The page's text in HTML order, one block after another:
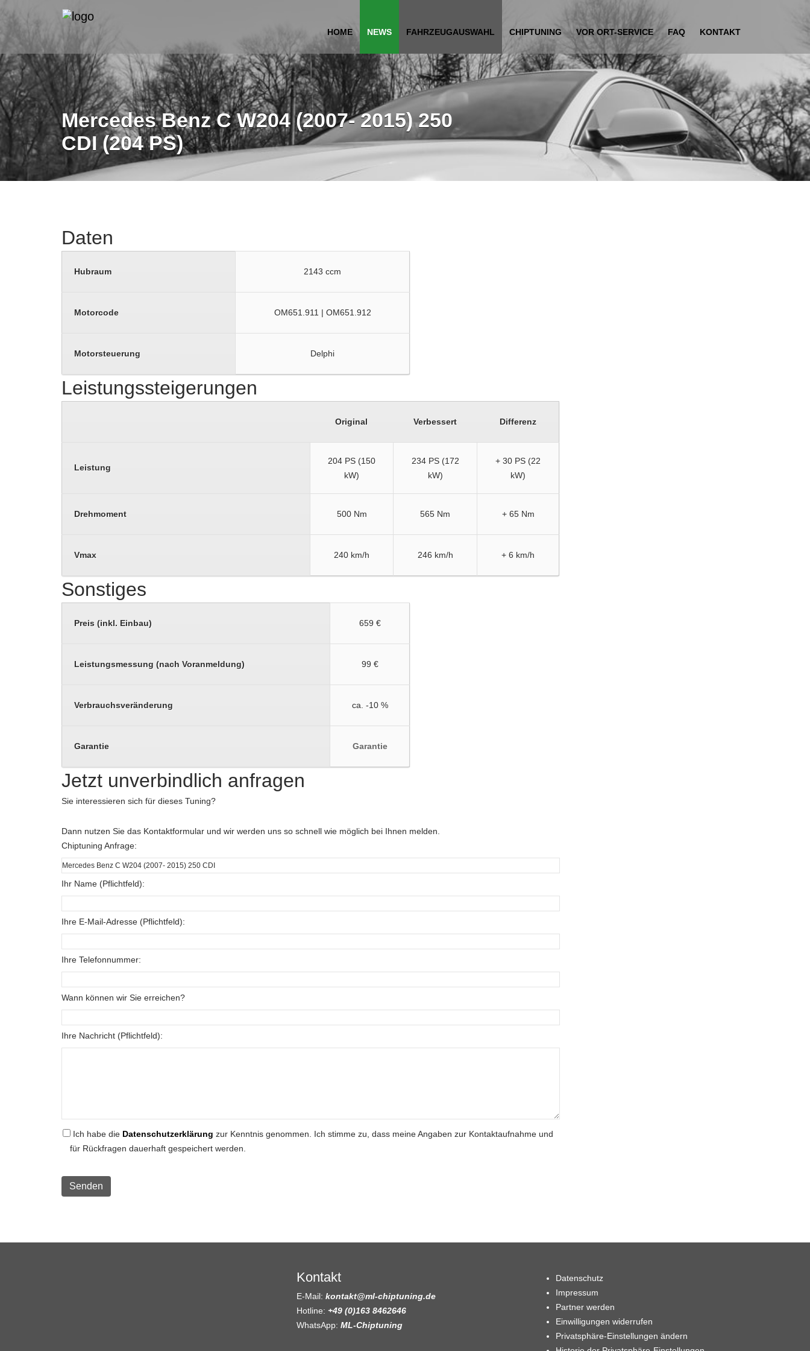
HOME NEWS FAHRZEUGAUSWAHL CHIPTUNING VOR ORT-SERVICE FAQ KONTAKT
Mercedes Benz C W204 (2007- 2015) 250
CDI (204 PS)
Daten
Hubraum 2143 ccm
Motorcode OM651.911 | OM651.912
Motorsteuerung Delphi
Leistungssteigerungen
Original Verbessert Differenz
Leistung
204 PS (150
kW)
234 PS (172
kW)
+ 30 PS (22
kW)
Drehmoment 500 Nm 565 Nm + 65 Nm
Vmax 240 km/h 246 km/h + 6 km/h
Sonstiges
Preis (inkl. Einbau) 659 €
Leistungsmessung (nach Voranmeldung) 99 €
Verbrauchsveränderung ca. -10 %
Garantie Garantie
Jetzt unverbindlich anfragen
Sie interessieren sich für dieses Tuning?
Dann nutzen Sie das Kontaktformular und wir werden uns so schnell wie möglich bei Ihnen melden.
Chiptuning Anfrage:
Ihr Name (Pflichtfeld):
Ihre E-Mail-Adresse (Pflichtfeld):
Ihre Telefonnummer:
Wann können wir Sie erreichen?
Ihre Nachricht (Pflichtfeld):
Ich habe die Datenschutzerklärung zur Kenntnis genommen. Ich stimme zu, dass meine Angaben zur Kontaktaufnahme und
für Rückfragen dauerhaft gespeichert werden.
Kontakt
E-Mail: kontakt@ml-chiptuning.de
Hotline: +49 (0)163 8462646
WhatsApp: ML-Chiptuning
Datenschutz
Impressum
Partner werden
Einwilligungen widerrufen
Privatsphäre-Einstellungen ändern